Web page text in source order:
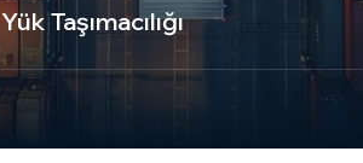
Yük Taşımacılığı
hizmetlerinde uzmanlaşmış, güvenilir ve